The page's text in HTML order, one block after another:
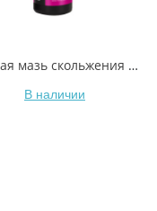
Жидкая мазь скольжения VAUHTI GW MID EV-341-LGWM +0/-5°C 80 мл
В наличии